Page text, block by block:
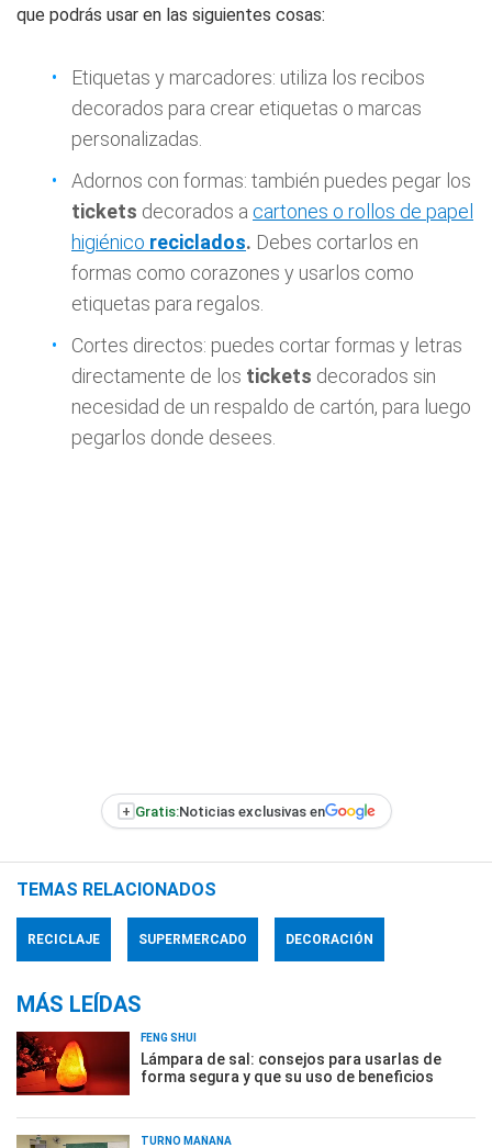
que podrás usar en las siguientes cosas:
Etiquetas y marcadores: utiliza los recibos
decorados para crear etiquetas o marcas
personalizadas.
Adornos con formas: también puedes pegar los
tickets decorados a cartones o rollos de papel
higiénico reciclados. Debes cortarlos en
formas como corazones y usarlos como
etiquetas para regalos.
Cortes directos: puedes cortar formas y letras
directamente de los tickets decorados sin
necesidad de un respaldo de cartón, para luego
pegarlos donde desees.
+ Gratis:Noticias exclusivas en
TEMAS RELACIONADOS
RECICLAJE SUPERMERCADO DECORACIÓN
MÁS LEÍDAS
FENG SHUI
Lámpara de sal: consejos para usarlas de
forma segura y que su uso de beneficios
TURNO MAÑANA